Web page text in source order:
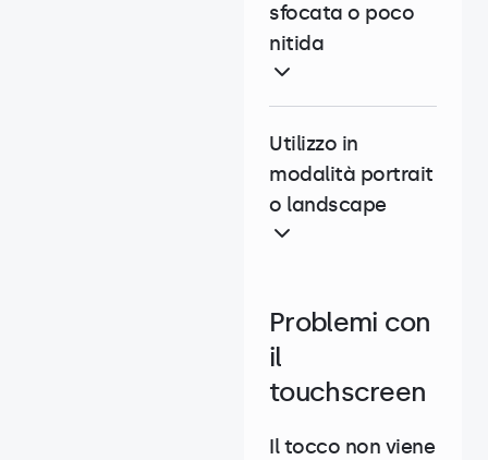
sfocata o poco
nitida
Utilizzo in
modalità portrait
o landscape
Problemi con
il
touchscreen
Il tocco non viene